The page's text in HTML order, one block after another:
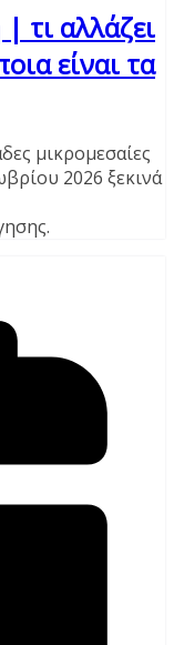
τι αλλάζει
είναι τα
μικρομεσαίες
2026 ξεκινά